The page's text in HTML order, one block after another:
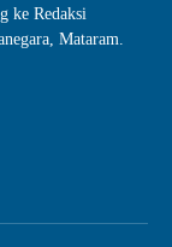
ke Redaksi
Mataram.